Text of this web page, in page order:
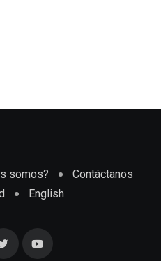
somos?
Contáctanos
English